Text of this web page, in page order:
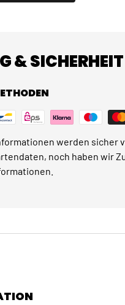
& SICHERHEIT
werden sicher
noch haben wir